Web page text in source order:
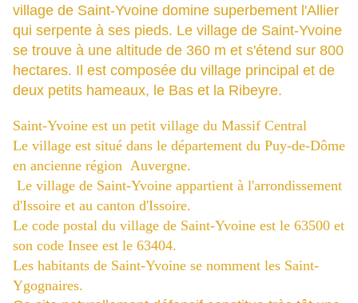
village de Saint-Yvoine domine superbement l'Allier
qui serpente à ses pieds. Le village de Saint-Yvoine
se trouve à une altitude de 360 m et s'étend sur 800
hectares. Il est composée du village principal et de
deux petits hameaux, le Bas et la Ribeyre.
Saint-Yvoine est un petit village du Massif Central
Le village est situé dans le département du Puy-de-Dôme
en ancienne région Auvergne.
Le village de Saint-Yvoine appartient à l'arrondissement
d'Issoire et au canton d'Issoire.
Le code postal du village de Saint-Yvoine est le 63500 et
son code Insee est le 63404.
Les habitants de Saint-Yvoine se nomment les Saint-
Ygognaires.